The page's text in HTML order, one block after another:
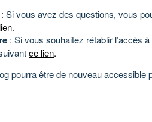
: Si vous avez des questions, vous
.
: Si vous souhaitez rétablir l’accès
ce lien.
pourra être de nouveau accessible